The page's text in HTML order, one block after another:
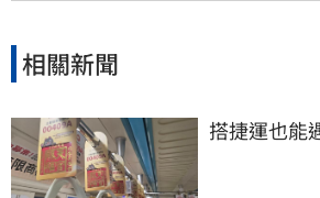
相關新聞
搭捷運也能